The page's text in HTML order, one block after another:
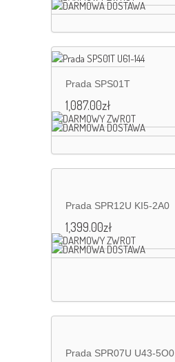
Prada SPS01T
1,087.00zł
Prada SPR12U KI5-2A0
1,399.00zł
Prada SPR07U U43-5O0